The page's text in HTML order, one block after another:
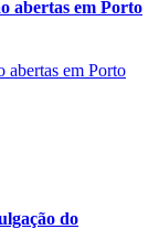
abertas em Porto
do